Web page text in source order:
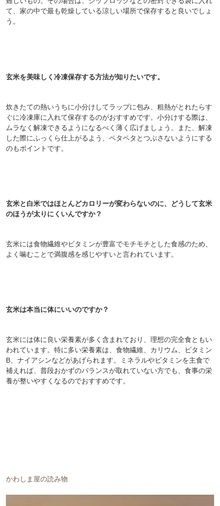
て、家の中で最も乾燥している涼しい場所で保存すると良いでしょ
う。
玄米を美味しく冷凍保存する方法が知りたいです。
炊きたての熱いうちに小分けしてラップに包み、粗熱がとれたらす
ぐに冷凍庫に入れて保存するのがおすすめです。小分けする際は、
ムラなく解凍できるようになるべく薄く広げましょう。また、解凍
した際にふっくら仕上がるよう、ペタペタとつぶさないようにする
のもポイントです。
玄米と白米ではほとんどカロリーが変わらないのに、どうして玄米
のほうが太りにくいんですか？
玄米には食物繊維やビタミンが豊富でモチモチとした食感のため、
よく噛むことで満腹感を感じやすいと言われています。
玄米は本当に体にいいのですか？
玄米には体に良い栄養素が多く含まれており、理想の完全食ともい
われています。特に多い栄養素は、食物繊維、カリウム、ビタミン
B、ナイアシンなどがあげられます。ミネラルやビタミンを主食で
補えれば、普段おかずのバランスが取れていない方でも、食事の栄
養が整いやすくなるのでおすすめです。
かわしま屋の読み物